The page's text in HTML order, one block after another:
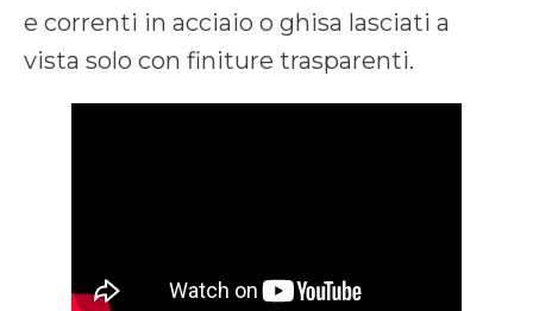
e correnti in acciaio o ghisa lasciati a
vista solo con finiture trasparenti.